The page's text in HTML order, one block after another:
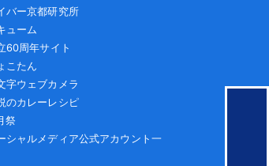
バー京都研究所
ューム
60周年サイト
こたん
字ウェブカメラ
のカレーレシピ
祭
シャルメディア公式アカウント一